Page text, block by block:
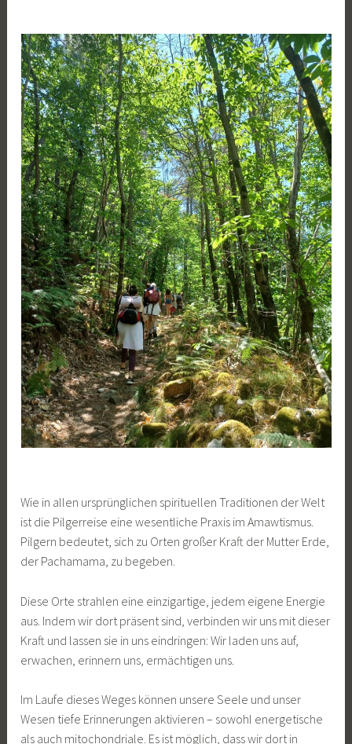
Wie in allen ursprünglichen spirituellen Traditionen der Welt
ist die Pilgerreise eine wesentliche Praxis im Amawtismus.
Pilgern bedeutet, sich zu Orten großer Kraft der Mutter Erde,
der Pachamama, zu begeben.
Diese Orte strahlen eine einzigartige, jedem eigene Energie
aus. Indem wir dort präsent sind, verbinden wir uns mit dieser
Kraft und lassen sie in uns eindringen: Wir laden uns auf,
erwachen, erinnern uns, ermächtigen uns.
Im Laufe dieses Weges können unsere Seele und unser
Wesen tiefe Erinnerungen aktivieren – sowohl energetische
als auch mitochondriale. Es ist möglich, dass wir dort in